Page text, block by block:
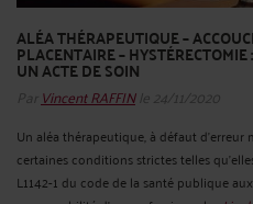
ALÉA THÉRAPEUTIQUE –
PLACENTAIRE –
UN ACTE DE SOIN
Par Vincent RAFFINle 24/11/2020
Un aléa thérapeutique, à défaut
certaines conditions strictes telles
L1142-1 du code de la santé publique